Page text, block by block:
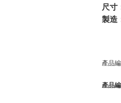
尺寸
製造
產品
產品編